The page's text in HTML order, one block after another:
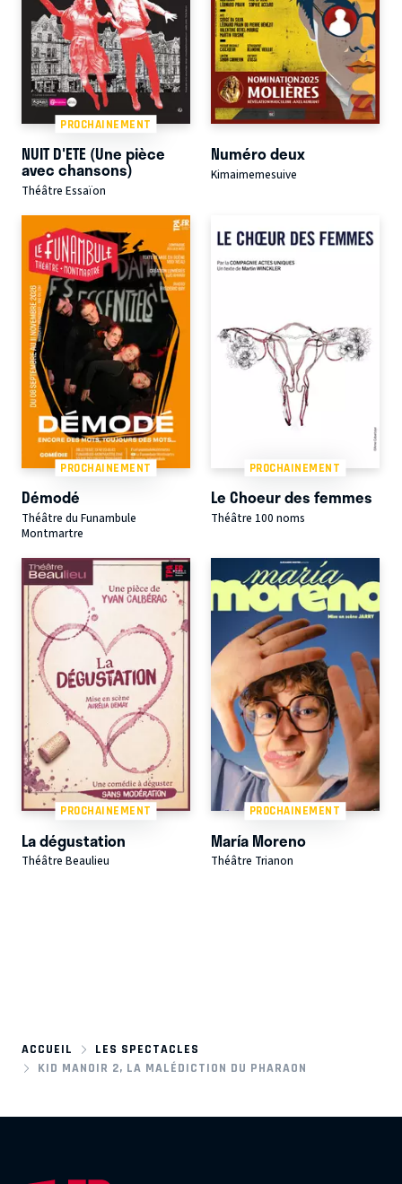
PROCHAINEMENT
NUIT D'ETE (Une pièce
avec chansons)
Théâtre Essaïon
Numéro deux
Kimaimemesuive
PROCHAINEMENT
Démodé
Théâtre du Funambule
Montmartre
PROCHAINEMENT
Le Choeur des femmes
Théâtre 100 noms
PROCHAINEMENT
La dégustation
Théâtre Beaulieu
PROCHAINEMENT
María Moreno
Théâtre Trianon
ACCUEIL
LES SPECTACLES
KID MANOIR 2, LA MALÉDICTION DU PHARAON